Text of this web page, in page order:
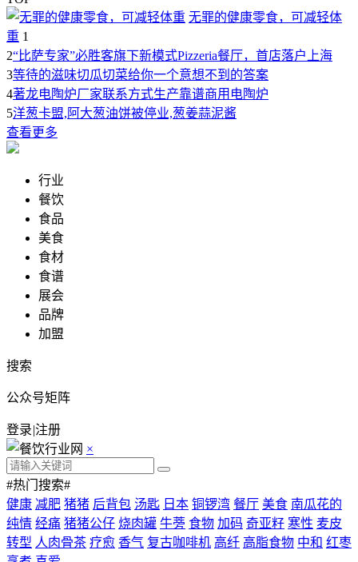
无罪的健康零食，可减轻体
重 1
2“比萨专家”必胜客旗下新模式Pizzeria餐厅，首店落户上海
3等待的滋味切瓜切菜给你一个意想不到的答案
4著龙电陶炉厂家联系方式生产靠谱商用电陶炉
5洋葱卡盟,阿大葱油饼被停业,葱姜蒜泥酱
查看更多
行业
餐饮
食品
美食
食材
食谱
展会
品牌
加盟
搜索
公众号矩阵
登录|注册
×
#热门搜索#
健康 减肥 猪猪 后背包 汤匙 日本 铜锣湾 餐厅 美食 南瓜花的
纯情 经痛 猪猪公仔 烧肉罐 牛蒡 食物 加码 奇亚籽 寒性 麦皮
转型 人肉骨茶 疗愈 香气 复古咖啡机 高纤 高脂食物 中和 红枣